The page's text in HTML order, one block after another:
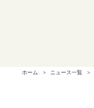
ホーム ニュース一覧